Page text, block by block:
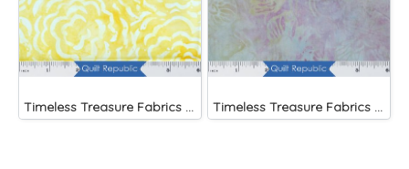
Timeless Treasure Fabrics Tonga Batiks Splash Brightside Large Roses Sun Timeless Treasure Fabrics Tonga Batiks Mariposa Celular Tropical Flowers Mist)